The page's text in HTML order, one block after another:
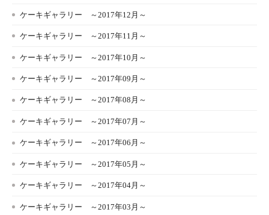
ケーキギャラリー ～2017年12月～
ケーキギャラリー ～2017年11月～
ケーキギャラリー ～2017年10月～
ケーキギャラリー ～2017年09月～
ケーキギャラリー ～2017年08月～
ケーキギャラリー ～2017年07月～
ケーキギャラリー ～2017年06月～
ケーキギャラリー ～2017年05月～
ケーキギャラリー ～2017年04月～
ケーキギャラリー ～2017年03月～